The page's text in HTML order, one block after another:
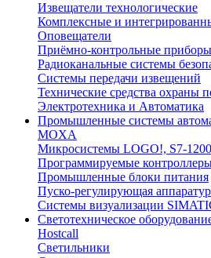
Извещатели технологические
Комплексные и
Оповещатели
Приёмно-контрольные приборы
Радиоканальные системы
Системы передачи извещений
Технические средства охраны
Электротехника и Автоматика
Промышленные системы
MOXA
Микросистемы LOGO!, S7-
Программируемые
Промышленные блоки питания
Пуско-регулирующая
Системы визуализации
Светотехническое
Hostcall
Светильники